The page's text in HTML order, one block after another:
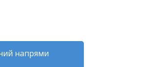
напрями